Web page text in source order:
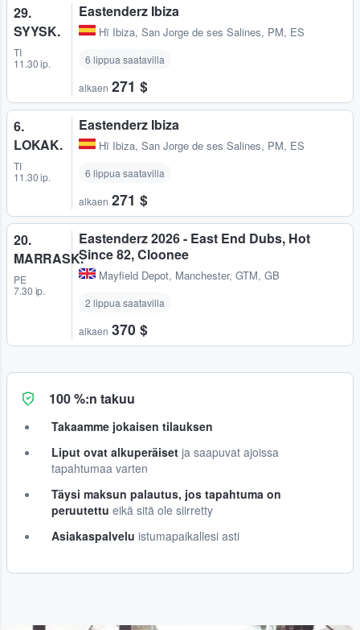
29.
SYYSK.
TI
11.30 ip.
Eastenderz Ibiza
Hï Ibiza, San Jorge de ses Salines, PM, ES
6 lippua saatavilla
alkaen 271 $
6.
LOKAK.
TI
11.30 ip.
Eastenderz Ibiza
Hï Ibiza, San Jorge de ses Salines, PM, ES
6 lippua saatavilla
alkaen 271 $
20.
MARRASK.
PE
7.30 ip.
Eastenderz 2026 - East End Dubs, Hot
Since 82, Cloonee
Mayfield Depot, Manchester, GTM, GB
2 lippua saatavilla
alkaen 370 $
100 %:n takuu
Takaamme jokaisen tilauksen
Liput ovat alkuperäiset ja saapuvat ajoissa
tapahtumaa varten
Täysi maksun palautus, jos tapahtuma on
peruutettu eikä sitä ole siirretty
Asiakaspalvelu istumapaikallesi asti